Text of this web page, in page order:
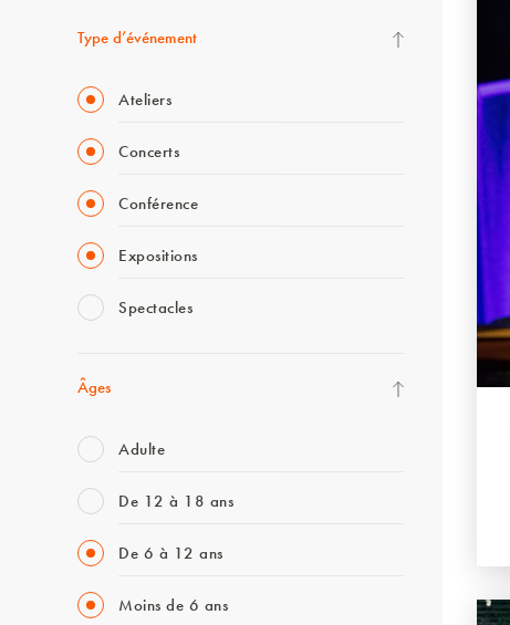
Type d’événement
Ateliers
Concerts
Conférence
Expositions
Spectacles
Âges
Adulte
De 12 à 18 ans
De 6 à 12 ans
Moins de 6 ans